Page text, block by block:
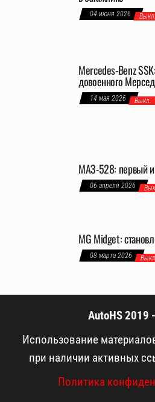
04 июня 2026 Выкл.
Mercedes-Benz
довоенного
14 мая 2026 Выкл.
МАЗ-528: первый
06 апреля 2026
MG Midget:
08 марта 2026
AutoHS 2019
Использование
при наличии активных
Политика